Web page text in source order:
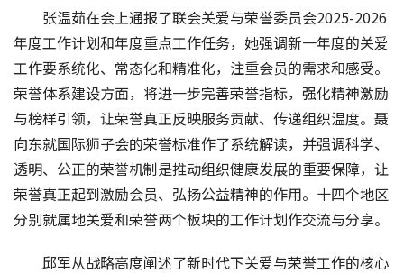
张温茹在会上通报了联会关爱与荣誉委员会2025-2026
年度工作计划和年度重点工作任务，她强调新一年度的关爱
工作要系统化、常态化和精准化，注重会员的需求和感受。
荣誉体系建设方面，将进一步完善荣誉指标，强化精神激励
与榜样引领，让荣誉真正反映服务贡献、传递组织温度。聂
向东就国际狮子会的荣誉标准作了系统解读，并强调科学、
透明、公正的荣誉机制是推动组织健康发展的重要保障，让
荣誉真正起到激励会员、弘扬公益精神的作用。十四个地区
分别就属地关爱和荣誉两个板块的工作计划作交流与分享。
邱军从战略高度阐述了新时代下关爱与荣誉工作的核心